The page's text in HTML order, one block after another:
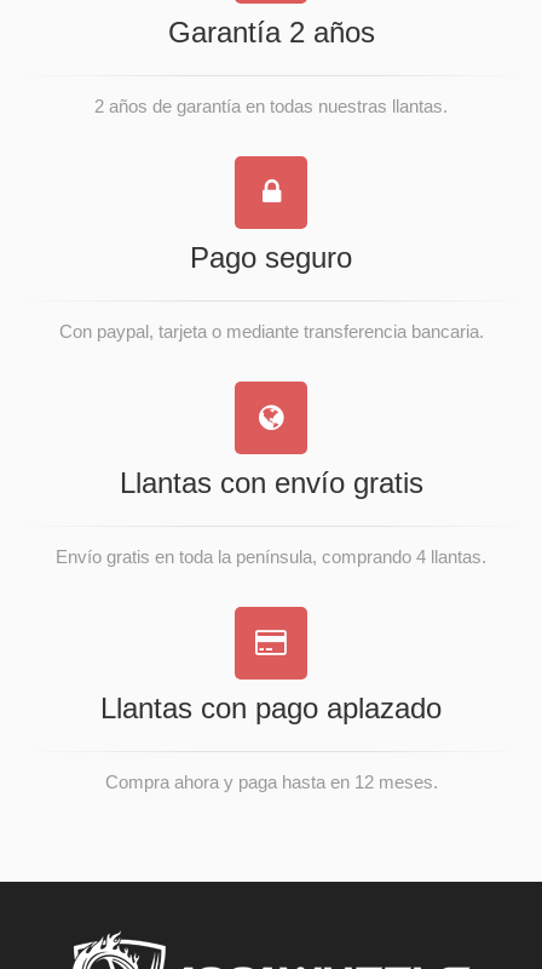
Garantía 2 años
2 años de garantía en todas nuestras llantas.
Pago seguro
Con paypal, tarjeta o mediante transferencia bancaria.
Llantas con envío gratis
Envío gratis en toda la península, comprando 4 llantas.
Llantas con pago aplazado
Compra ahora y paga hasta en 12 meses.